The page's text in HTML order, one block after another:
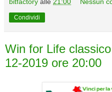
bitfactory alle 21:00 Nessun
Condividi
Win for Life
12-2019 ore 20:00